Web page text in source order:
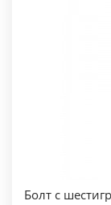
Болт с